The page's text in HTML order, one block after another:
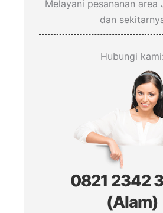
Melayani pesananan area
dan
Hubungi kami:
0821 2342
(Alam)